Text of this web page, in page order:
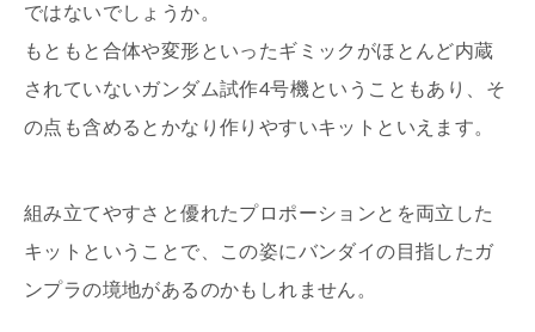
ではないでしょうか。
もともと合体や変形といったギミックがほとんど内蔵
されていないガンダム試作4号機ということもあり、そ
の点も含めるとかなり作りやすいキットといえます。
組み立てやすさと優れたプロポーションとを両立した
キットということで、この姿にバンダイの目指したガ
ンプラの境地があるのかもしれません。